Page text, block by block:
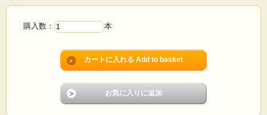
購入数： 本